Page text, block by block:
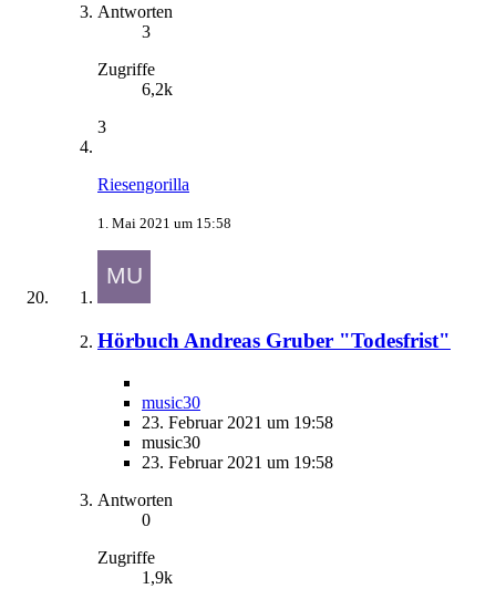
Antworten
3
Zugriffe
6,2k
3
Riesengorilla
1. Mai 2021 um 15:58
Hörbuch Andreas Gruber "Todesfrist"
music30
23. Februar 2021 um 19:58
music30
23. Februar 2021 um 19:58
Antworten
0
Zugriffe
1,9k